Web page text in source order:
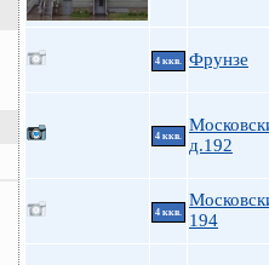
4 ккв. Фрунзе
4 ккв.
д.192
4 ккв.
194